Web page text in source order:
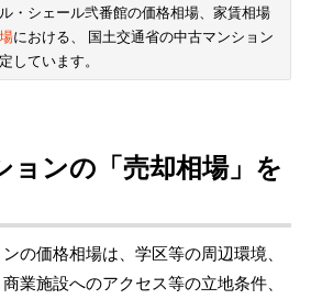
・シェール弐番館の価格相場、家賃相場
における、 国土交通省の中古マンション
しています。
ョンの「売却相場」を
の価格相場は、学区等の周辺環境、
業施設へのアクセス等の立地条件、